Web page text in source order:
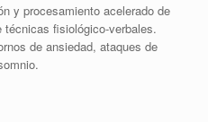
y procesamiento acelerado de
fisiológico-verbales.
de ansiedad, ataques de